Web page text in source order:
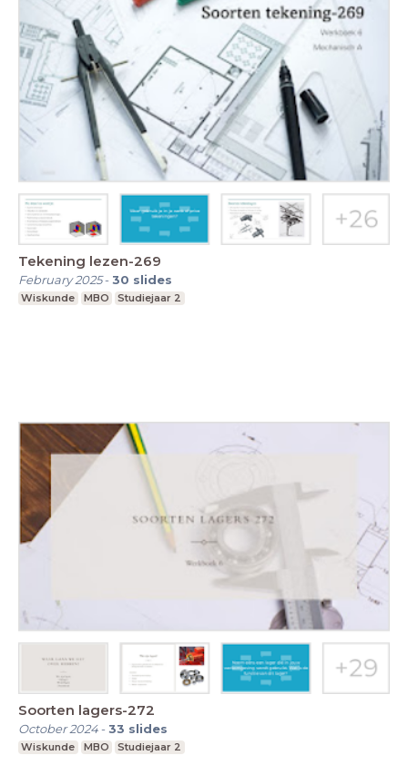
Tekening lezen-269
February 2025-30 slides
Wiskunde MBO Studiejaar 2
Soorten lagers-272
October 2024-33 slides
Wiskunde MBO Studiejaar 2